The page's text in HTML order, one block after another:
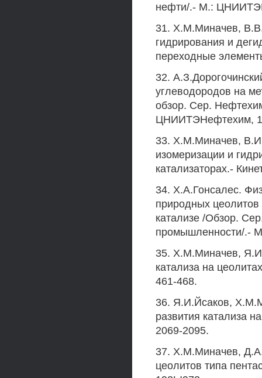
нефти/.- М.:
31. Х.М.Миначев,
гидрирования и
переходные
32.
углеводородов на
обзор. Сер.
ЦНИИТЭНефтехим,
33. Х.М.Миначев,
изомеризации и
катализаторах.-
34. Х.А.Гонсалес.
природных
катализе /Обзор.
промышленности/.-
35. Х.М.Миначев,
катализа на
461-468.
36. Я.И.Йсаков,
развития катализа
2069-2095.
37. Х.М.Миначев,
цеолитов типа